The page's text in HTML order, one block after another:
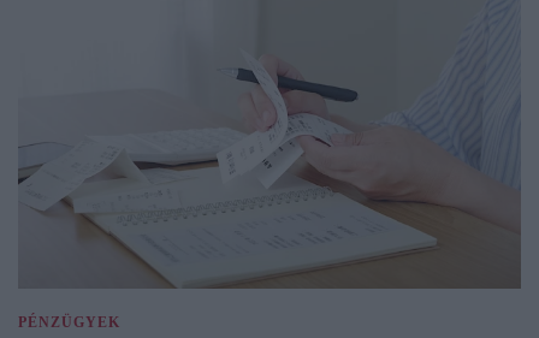
PÉNZÜGYEK